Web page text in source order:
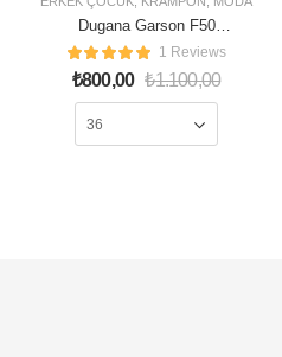
Dugana Garson F50
Krampon Su Yeşil Fıstık
Sarı
1 Reviews
₺800,00 ₺1.100,00